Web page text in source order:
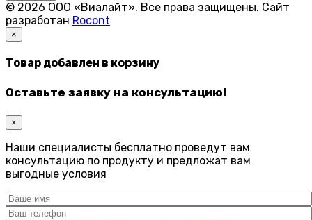
© 2026 ООО «Виалайт». Все права защищены. Cайт
разработан Rocont
×
Товар добавлен в корзину
Оставьте заявку на консультацию!
×
Наши специалисты бесплатно проведут вам
консультацию по продукту и предложат вам
выгодные условия